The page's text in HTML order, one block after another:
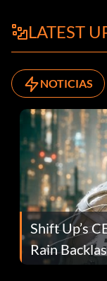
LATEST
NOTICIAS
Shift Up’s
Rain